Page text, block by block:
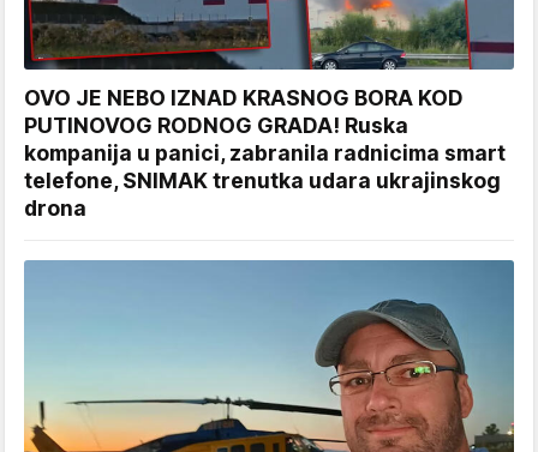
OVO JE NEBO IZNAD KRASNOG BORA KOD
PUTINOVOG RODNOG GRADA! Ruska
kompanija u panici, zabranila radnicima smart
telefone, SNIMAK trenutka udara ukrajinskog
drona